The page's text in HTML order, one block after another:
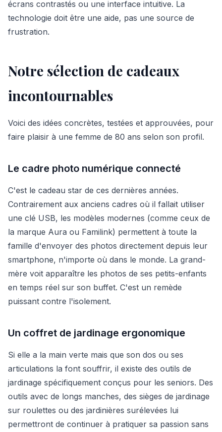
écrans contrastés ou une interface intuitive. La
technologie doit être une aide, pas une source de
frustration.
Notre sélection de cadeaux
incontournables
Voici des idées concrètes, testées et approuvées, pour
faire plaisir à une femme de 80 ans selon son profil.
Le cadre photo numérique connecté
C'est le cadeau star de ces dernières années.
Contrairement aux anciens cadres où il fallait utiliser
une clé USB, les modèles modernes (comme ceux de
la marque Aura ou Familink) permettent à toute la
famille d'envoyer des photos directement depuis leur
smartphone, n'importe où dans le monde. La grand-
mère voit apparaître les photos de ses petits-enfants
en temps réel sur son buffet. C'est un remède
puissant contre l'isolement.
Un coffret de jardinage ergonomique
Si elle a la main verte mais que son dos ou ses
articulations la font souffrir, il existe des outils de
jardinage spécifiquement conçus pour les seniors. Des
outils avec de longs manches, des sièges de jardinage
sur roulettes ou des jardinières surélevées lui
permettront de continuer à pratiquer sa passion sans